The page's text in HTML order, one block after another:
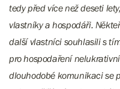
tedy před více než deseti
vlastníky a hospodáři.
další vlastníci souhlasili s
pro hospodaření
dlouhodobé komunikaci se